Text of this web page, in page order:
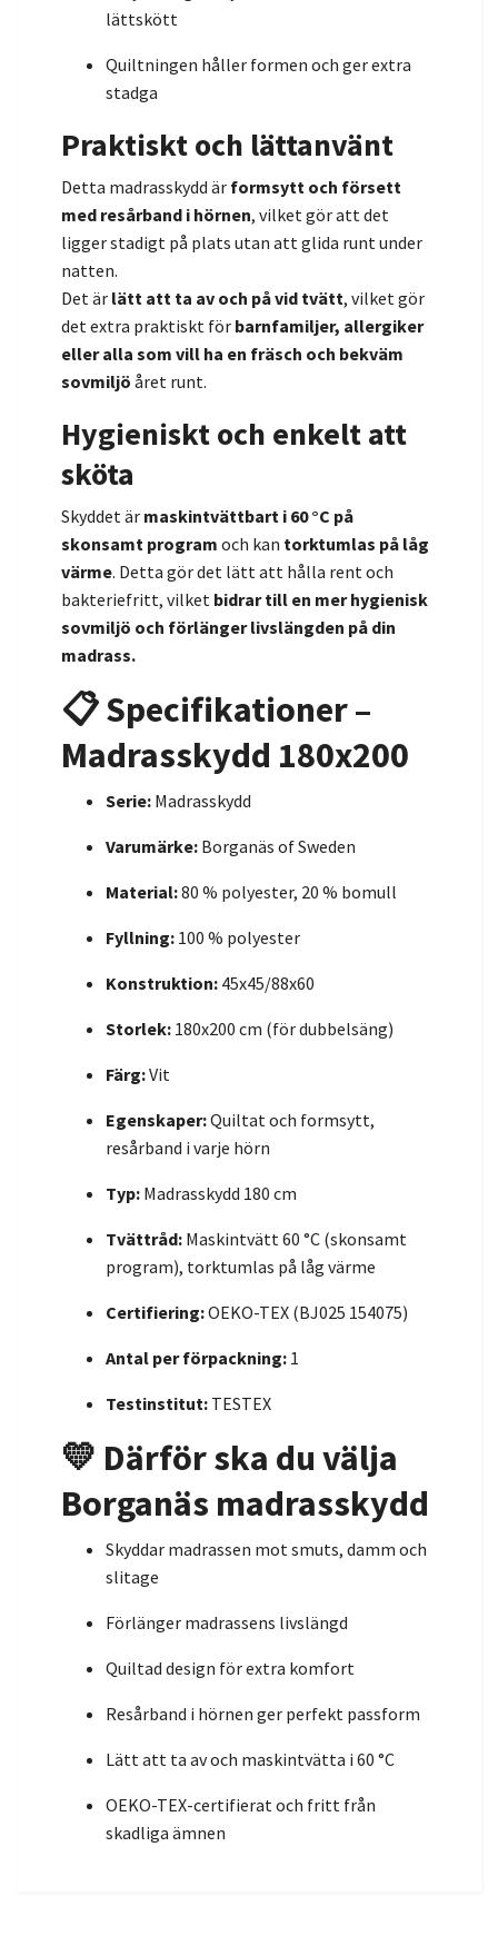
lättskött
Quiltningen håller formen och ger extra
stadga
Praktiskt och lättanvänt
Detta madrasskydd är formsytt och försett
med resårband i hörnen, vilket gör att det
ligger stadigt på plats utan att glida runt under
natten.
Det är lätt att ta av och på vid tvätt, vilket gör
det extra praktiskt för barnfamiljer, allergiker
eller alla som vill ha en fräsch och bekväm
sovmiljö året runt.
Hygieniskt och enkelt att
sköta
Skyddet är maskintvättbart i 60 °C på
skonsamt program och kan torktumlas på låg
värme. Detta gör det lätt att hålla rent och
bakteriefritt, vilket bidrar till en mer hygienisk
sovmiljö och förlänger livslängden på din
madrass.
📋 Specifikationer –
Madrasskydd 180x200
Serie: Madrasskydd
Varumärke: Borganäs of Sweden
Material:80 % polyester, 20 % bomull
Fyllning: 100 % polyester
Konstruktion: 45x45/88x60
Storlek: 180x200 cm (för dubbelsäng)
Färg:Vit
Egenskaper:Quiltat och formsytt,
resårband i varje hörn
Typ: Madrasskydd 180 cm
Tvättråd: Maskintvätt 60 °C (skonsamt
program), torktumlas på låg värme
Certifiering:OEKO-TEX (BJ025 154075)
Antal per förpackning: 1
Testinstitut: TESTEX
💛 Därför ska du välja
Borganäs madrasskydd
Skyddar madrassen mot smuts, damm och
slitage
Förlänger madrassens livslängd
Quiltad design för extra komfort
Resårband i hörnen ger perfekt passform
Lätt att ta av och maskintvätta i 60 °C
OEKO-TEX-certifierat och fritt från
skadliga ämnen